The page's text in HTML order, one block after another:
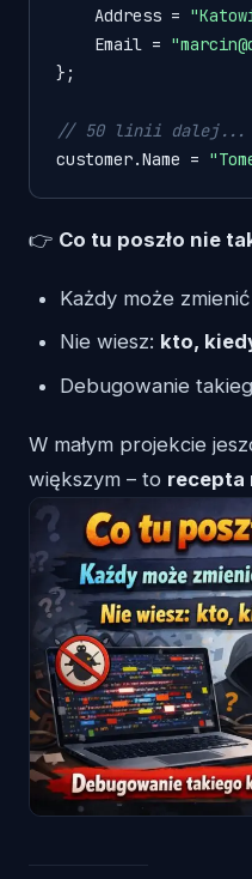
    Address =
    Email =
};
// 50 linii dalej...
customer.Name =
👉 Co tu poszło nie
Każdy może
Nie wiesz: kto,
Debugowanie
W małym projekcie
większym – to recepta